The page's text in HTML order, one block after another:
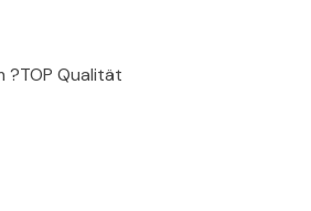
Qualität